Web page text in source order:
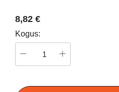
8,82 €
Kogus: